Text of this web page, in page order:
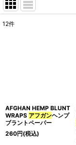
12件
AFGHAN HEMP BLUNT
WRAPS アフガンヘンプ
ブラントペーパー
260円(税込)